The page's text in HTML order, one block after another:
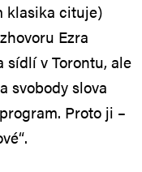
klasika cituje)
Ezra
sídlí v Torontu, ale
svobody slova
Proto ji –